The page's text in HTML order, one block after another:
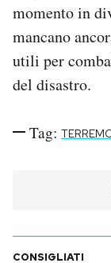
momento in
mancano
utili per
del disastro.
Tag:
CONSIGLIATI